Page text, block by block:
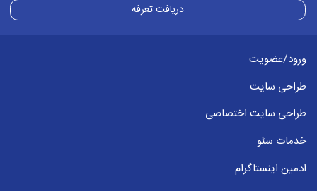
دریافت تعرفه
ورود/عضویت
طراحی سایت
طراحی سایت اختصاصی
خدمات سئو
ادمین اینستاگرام